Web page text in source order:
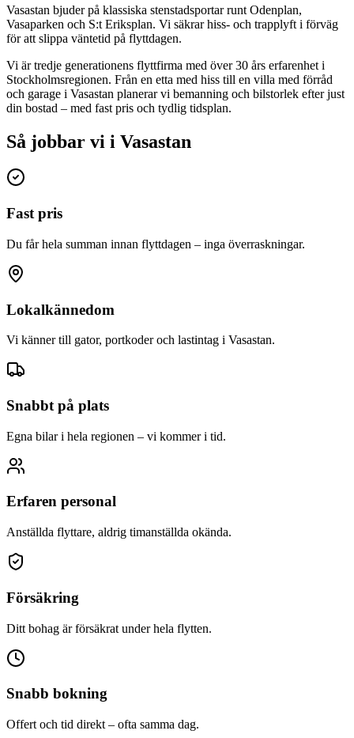
Vasastan bjuder på klassiska stenstadsportar runt Odenplan,
Vasaparken och S:t Eriksplan. Vi säkrar hiss- och trapplyft i förväg
för att slippa väntetid på flyttdagen.
Vi är tredje generationens flyttfirma med över 30 års erfarenhet i
Stockholmsregionen. Från en etta med hiss till en villa med förråd
och garage i Vasastan planerar vi bemanning och bilstorlek efter just
din bostad – med fast pris och tydlig tidsplan.
Så jobbar vi i Vasastan
Fast pris
Du får hela summan innan flyttdagen – inga överraskningar.
Lokalkännedom
Vi känner till gator, portkoder och lastintag i Vasastan.
Snabbt på plats
Egna bilar i hela regionen – vi kommer i tid.
Erfaren personal
Anställda flyttare, aldrig timanställda okända.
Försäkring
Ditt bohag är försäkrat under hela flytten.
Snabb bokning
Offert och tid direkt – ofta samma dag.